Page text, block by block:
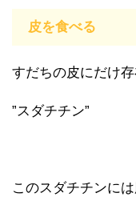
皮を食べる
すだちの皮にだけ
”スダチチン”
このスダチチンに